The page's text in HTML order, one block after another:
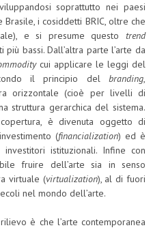
soprattutto nei paesi
Brasile, i cosiddetti BRIC, oltre che
e si presume questo trend
bassi. Dall’altra parte l’arte da
cui applicare le leggi del
il principio delbranding,
orizzontale (cioè per livelli di
struttura gerarchica del sistema.
è divenuta oggetto di
(financialization) ed è
istituzionali. Infine con
fruire dell’arte sia in senso
virtuale (virtualization), al di fuori
nel mondo dell’arte.
è che l’arte contemporanea